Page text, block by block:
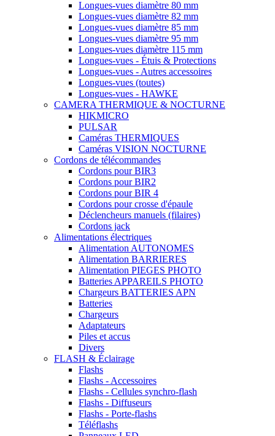
Longues-vues diamètre 80 mm
Longues-vues diamètre 82 mm
Longues-vues diamètre 85 mm
Longues-vues diamètre 95 mm
Longues-vues diamètre 115 mm
Longues-vues - Étuis & Protections
Longues-vues - Autres accessoires
Longues-vues (toutes)
Longues-vues - HAWKE
CAMERA THERMIQUE & NOCTURNE
HIKMICRO
PULSAR
Caméras THERMIQUES
Caméras VISION NOCTURNE
Cordons de télécommandes
Cordons pour BIR3
Cordons pour BIR2
Cordons pour BIR 4
Cordons pour crosse d'épaule
Déclencheurs manuels (filaires)
Cordons jack
Alimentations électriques
Alimentation AUTONOMES
Alimentation BARRIERES
Alimentation PIEGES PHOTO
Batteries APPAREILS PHOTO
Chargeurs BATTERIES APN
Batteries
Chargeurs
Adaptateurs
Piles et accus
Divers
FLASH & Éclairage
Flashs
Flashs - Accessoires
Flashs - Cellules synchro-flash
Flashs - Diffuseurs
Flashs - Porte-flashs
Téléflashs